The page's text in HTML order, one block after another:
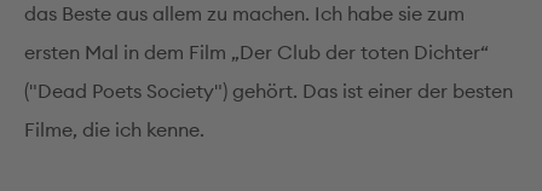
das Beste aus allem zu machen. Ich habe sie zum
ersten Mal in dem Film „Der Club der toten Dichter“
("Dead Poets Society") gehört. Das ist einer der besten
Filme, die ich kenne.